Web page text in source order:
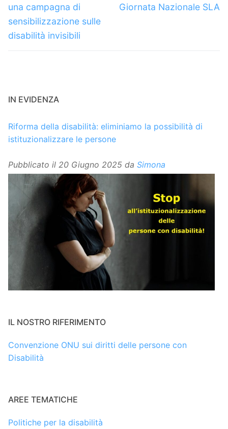
una campagna di
sensibilizzazione sulle
disabilità invisibili
Giornata Nazionale SLA
IN EVIDENZA
Riforma della disabilità: eliminiamo la possibilità di
istituzionalizzare le persone
Pubblicato il 20 Giugno 2025 da Simona
IL NOSTRO RIFERIMENTO
Convenzione ONU sui diritti delle persone con
Disabilità
AREE TEMATICHE
Politiche per la disabilità